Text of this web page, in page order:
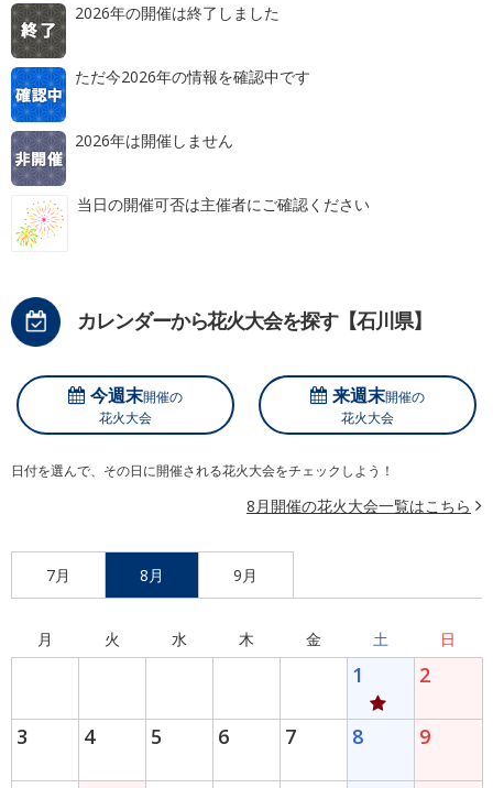
2026年の開催は終了しました
ただ今2026年の情報を確認中です
2026年は開催しません
当日の開催可否は主催者にご確認ください
カレンダーから花火大会を探す【石川県】
今週末開催の
花火大会
来週末開催の
花火大会
日付を選んで、その日に開催される花火大会をチェックしよう！
8月開催の花火大会一覧はこちら
7月 8月 9月
月 火 水 木 金 土 日
1 2
3 4 5 6 7 8 9